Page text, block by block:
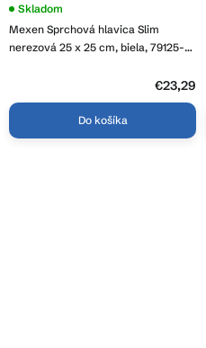
Mexen Sprchová hlavica Slim
nerezová 25 x 25 cm, biela, 79125-
Skladom
€23,29
Do košíka